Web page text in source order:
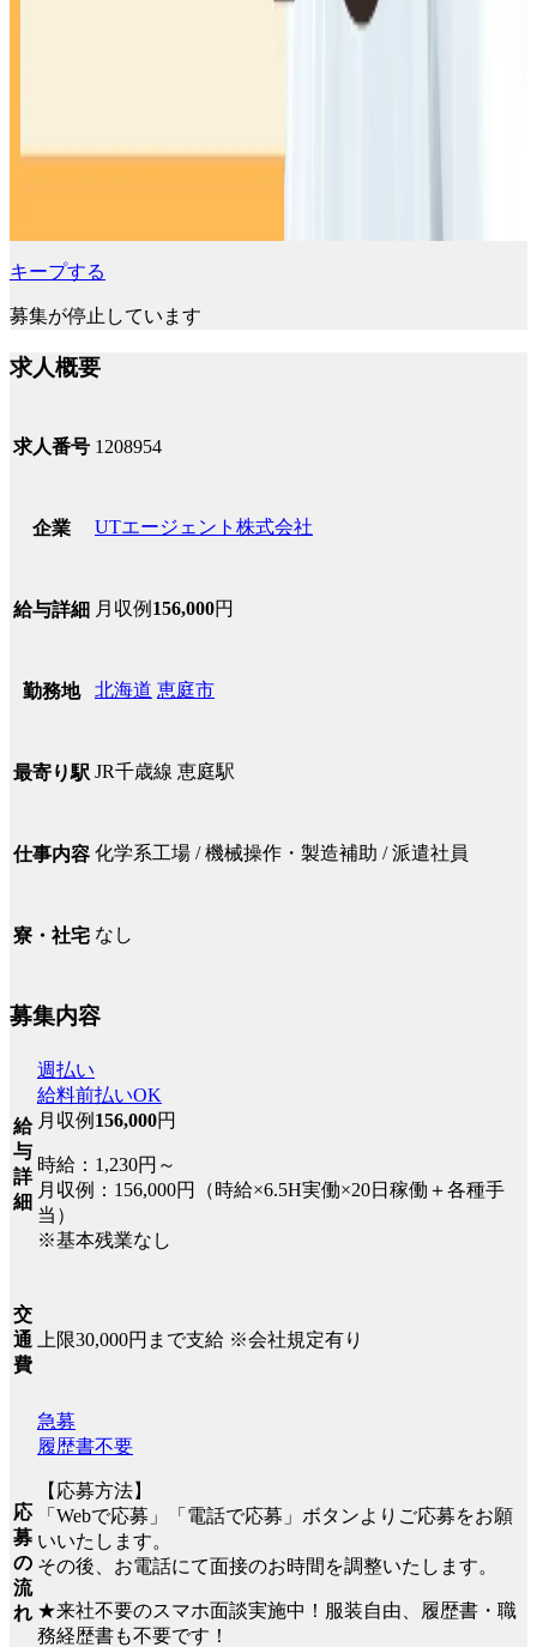
キープする
募集が停止しています
求人概要
求人番号 1208954
企業 UTエージェント株式会社
給与詳細 月収例 156,000円
勤務地 北海道 恵庭市
最寄り駅 JR千歳線 恵庭駅
仕事内容 化学系工場 / 機械操作・製造補助 / 派遣社員
寮・社宅 なし
募集内容
給
与
詳
細
週払い
給料前払いOK
月収例 156,000円
時給：1,230円～
月収例：156,000円（時給×6.5H実働×20日稼働＋各種手
当）
※基本残業なし
交
通
費
上限30,000円まで支給 ※会社規定有り
応
募
の
流
れ
急募
履歴書不要
【応募方法】
「Webで応募」「電話で応募」ボタンよりご応募をお願
いいたします。
その後、お電話にて面接のお時間を調整いたします。
★来社不要のスマホ面談実施中！服装自由、履歴書・職
務経歴書も不要です！